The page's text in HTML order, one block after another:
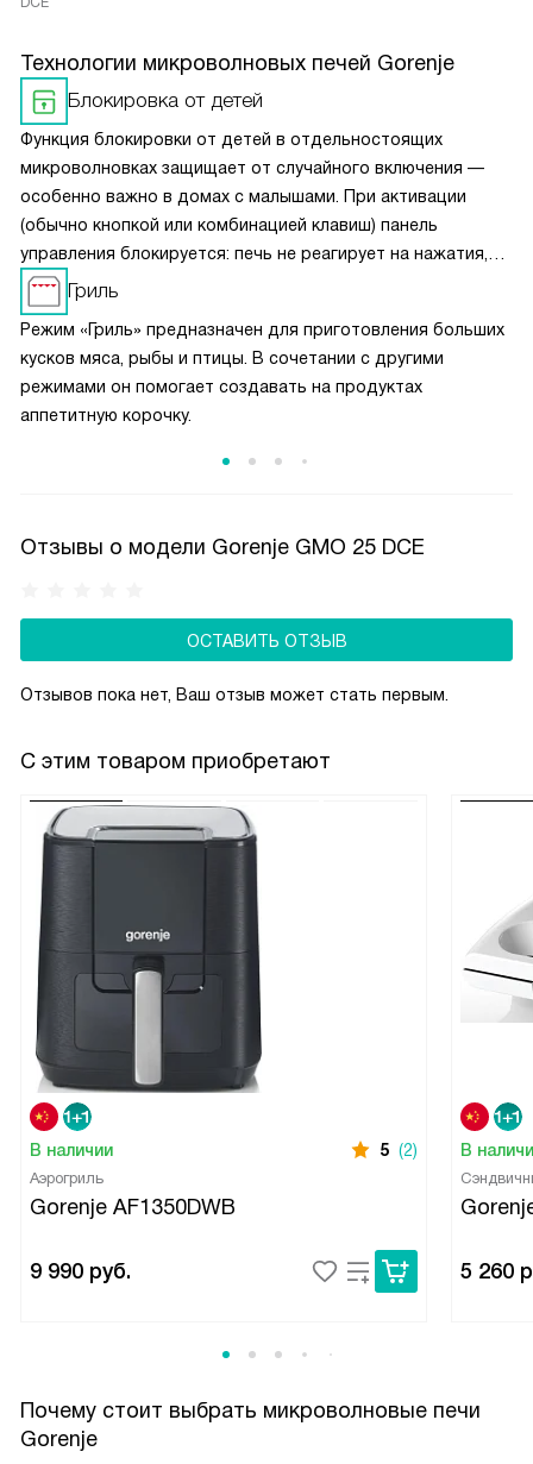
Технологии микроволновых печей Gorenje
Блокировка от детей
Функция блокировки от детей в отдельностоящих
микроволновках защищает от случайного включения —
особенно важно в домах с малышами. При активации
(обычно кнопкой или комбинацией клавиш) панель
управления блокируется: печь не реагирует на нажатия,
кроме разблокировки. Это предотвращает запуск
устройства без контроля, исключает риск ожогов или
повреждения техники. Блокировка легко снимается —
достаточно повторно нажать нужную кнопку.
Гриль
Режим «Гриль» предназначен для приготовления больших
кусков мяса, рыбы и птицы. В сочетании с другими
режимами он помогает создавать на продуктах
аппетитную корочку.
Отзывы о модели Gorenje GMO 25 DCE
ОСТАВИТЬ ОТЗЫВ
Отзывов пока нет, Ваш отзыв может стать первым.
С этим товаром приобретают
В наличии 5 (2)
Аэрогриль
Gorenje AF1350DWB
9 990 руб.
В
5 260
Почему стоит выбрать микроволновые печи
Gorenje